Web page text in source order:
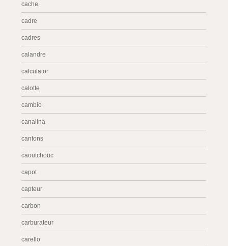
cache
cadre
cadres
calandre
calculator
calotte
cambio
canalina
cantons
caoutchouc
capot
capteur
carbon
carburateur
carello